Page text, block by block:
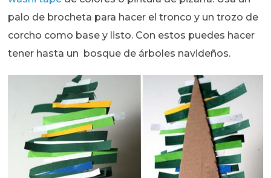
palo de brocheta para hacer el tronco y un trozo de
corcho como base y listo. Con estos puedes hacer
tener hasta un bosque de árboles navideños.